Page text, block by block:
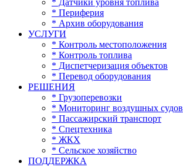
* Датчики уровня топлива
* Периферия
* Архив оборудования
УСЛУГИ
* Контроль местоположения
* Контроль топлива
* Диспетчеризация объектов
* Перевод оборудования
РЕШЕНИЯ
* Грузоперевозки
* Мониторинг воздушных судов
* Пассажирский транспорт
* Спецтехника
* ЖКХ
* Сельское хозяйство
ПОДДЕРЖКА